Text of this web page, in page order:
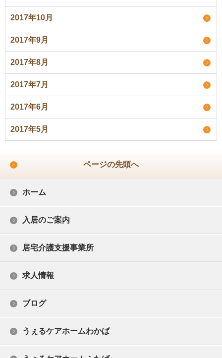
2017年10月
2017年9月
2017年8月
2017年7月
2017年6月
2017年5月
ページの先頭へ
ホーム
入居のご案内
居宅介護支援事業所
求人情報
ブログ
うぇるケアホームわかば